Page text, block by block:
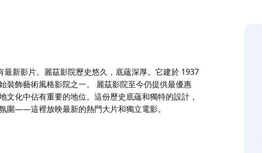
新影片。麗茲影院歷史悠久，底蘊深厚。它建於 1937
裝飾藝術風格影院之一。 麗茲影院至今仍提供最優惠
化中佔有重要的地位。這份歷史底蘊和獨特的設計，
圍——這裡放映最新的熱門大片和獨立電影。
飾藝術風格影院之一。